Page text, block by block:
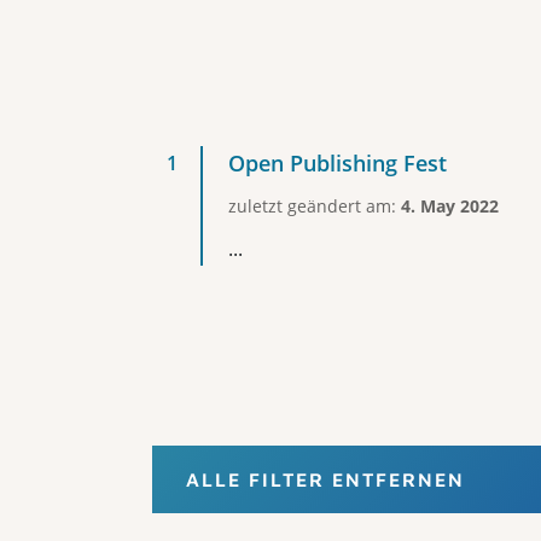
Open Publishing Fest
zuletzt geändert am: 4. May 2022
...
ALLE FILTER ENTFERNEN